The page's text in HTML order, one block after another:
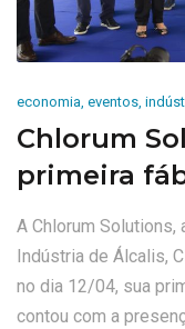
economia, eventos,
Chlorum
primeira
A Chlorum
Indústria de Álcalis,
no dia 12/04, sua
contou com a